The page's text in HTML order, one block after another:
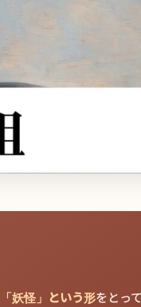
「妖怪」という形をとっ